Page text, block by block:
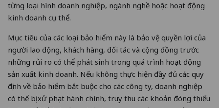
từng loại hình doanh nghiệp, ngành nghề hoặc hoạt động
kinh doanh cụ thể.
Mục tiêu của các loại bảo hiểm này là bảo vệ quyền lợi của
người lao động, khách hàng, đối tác và cộng đồng trước
những rủi ro có thể phát sinh trong quá trình hoạt động
sản xuất kinh doanh. Nếu không thực hiện đầy đủ các quy
định về bảo hiểm bắt buộc cho các công ty, doanh nghiệp
có thể bị xử phạt hành chính, truy thu các khoản đóng thiếu